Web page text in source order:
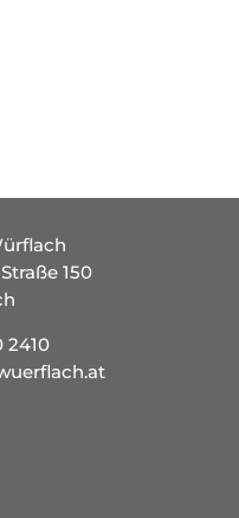
150
2410